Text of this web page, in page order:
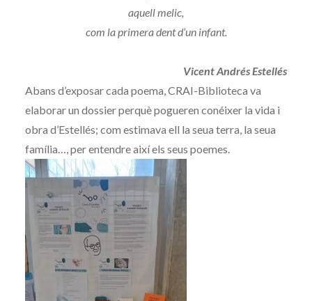
aquell melic,
com la primera dent d’un infant.
Vicent Andrés Estellés
Abans d’exposar cada poema, CRAI-Biblioteca va
elaborar un dossier perquè pogueren conéixer la vida i
obra d’Estellés; com estimava ell la seua terra, la seua
família…, per entendre així els seus poemes.